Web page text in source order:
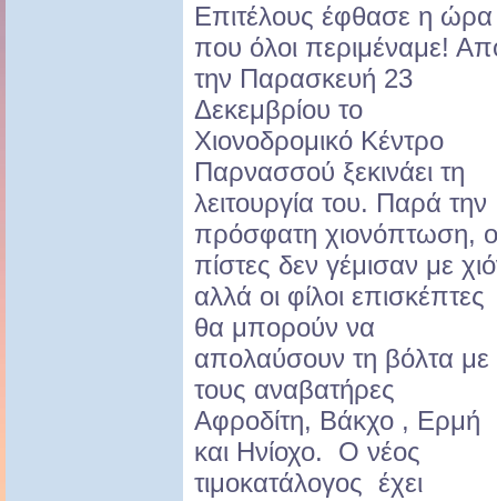
Επιτέλους έφθασε η ώρα
που όλοι περιμέναμε!
την Παρασκευή 23
Δεκεμβρίου το
Χιονοδρομικό Κέντρο
Παρνασσού ξεκινάει τη
λειτουργία του. Παρά την
πρόσφατη χιονόπτωση,
πίστες δεν γέμισαν με
αλλά οι φίλοι επισκέπτες
θα μπορούν να
απολαύσουν τη βόλτα με
τους αναβατήρες
Αφροδίτη, Βάκχο , Ερμή
και Ηνίοχο. Ο νέος
τιμοκατάλογος έχει